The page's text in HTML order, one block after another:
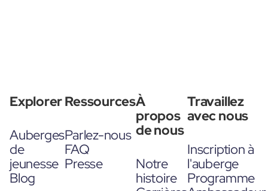
Explorer
Auberges
de
jeunesse
Blog
Ressources
Parlez-nous
FAQ
Presse
À
propos
de nous
Notre
histoire
Travaillez
avec nous
Inscription à
l'auberge
Programme